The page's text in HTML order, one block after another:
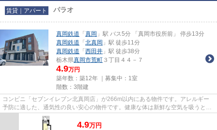
賃貸｜アパート パラオ
真岡鉄道 「 真岡 」駅 バス5分 「真岡市役所前」 停歩13分
真岡鉄道 「 北真岡 」駅 徒歩11分
真岡鉄道 「 西田井 」駅 徒歩38分
栃木県真岡市荒町 ３丁目４４－７
4.9万円
築年数：築12年 ｜募集中： 1室
階数：3階建
コンビニ「セブンイレブン北真岡店」が266m以内にある物件です。アレルギー
予防に適した、通気性の良い安心の物件です。健康な体は新鮮な空気を吸うとこ
ろから。こちらの物件はアパー...
4.9万円